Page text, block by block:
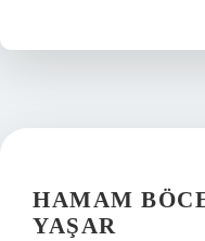
HAMAM
YAŞAR